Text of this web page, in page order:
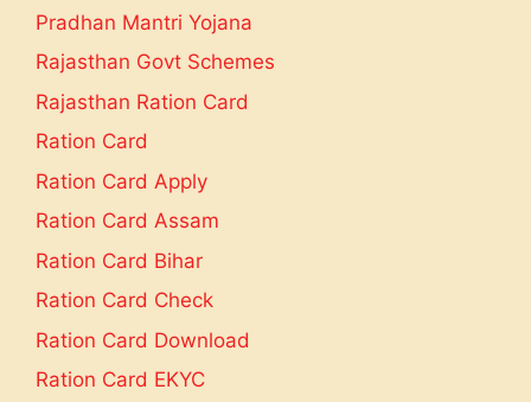
Pradhan Mantri Yojana
Rajasthan Govt Schemes
Rajasthan Ration Card
Ration Card
Ration Card Apply
Ration Card Assam
Ration Card Bihar
Ration Card Check
Ration Card Download
Ration Card EKYC